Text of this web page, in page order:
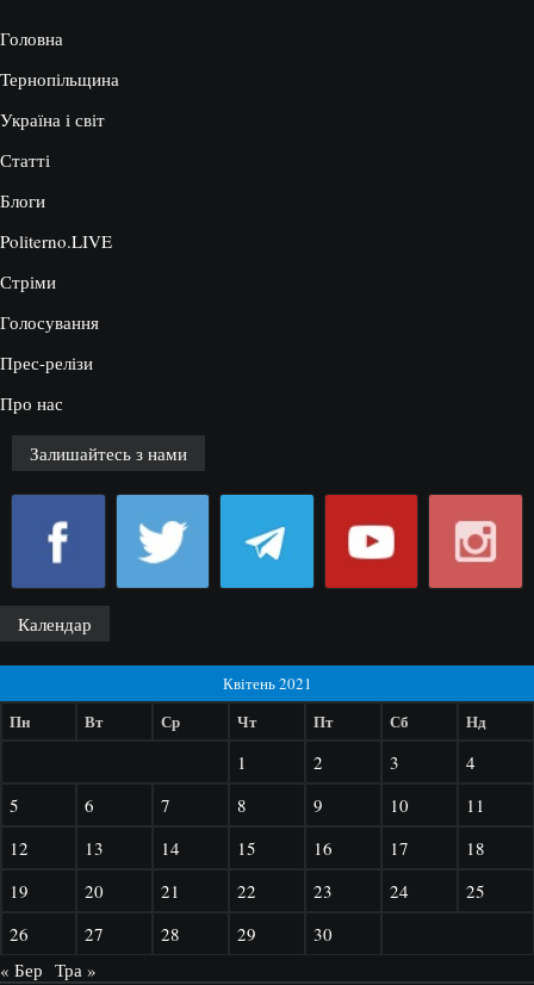
Головна
Тернопільщина
Україна і світ
Статті
Блоги
Politerno.LIVE
Стріми
Голосування
Прес-релізи
Про нас
Залишайтесь з нами
Календар
Квітень 2021
Пн Вт Ср Чт Пт Сб Нд
1 2 3
4
5
6 7 8 9 10
11
12
13 14 15 16 17
18
19
20 21 22 23 24
25
26
27 28 29
30
« Бер Тра »